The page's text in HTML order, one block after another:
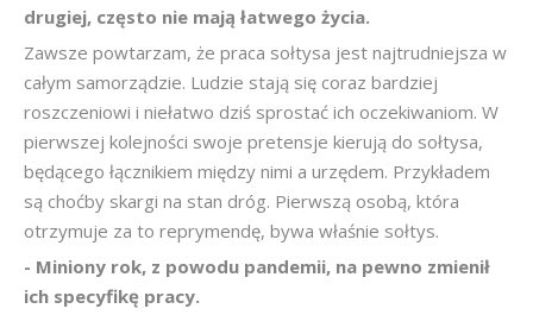
drugiej, często nie mają łatwego życia.
Zawsze powtarzam, że praca sołtysa jest najtrudniejsza w
całym samorządzie. Ludzie stają się coraz bardziej
roszczeniowi i niełatwo dziś sprostać ich oczekiwaniom. W
pierwszej kolejności swoje pretensje kierują do sołtysa,
będącego łącznikiem między nimi a urzędem. Przykładem
są choćby skargi na stan dróg. Pierwszą osobą, która
otrzymuje za to reprymendę, bywa właśnie sołtys.
- Miniony rok, z powodu pandemii, na pewno zmienił
ich specyfikę pracy.